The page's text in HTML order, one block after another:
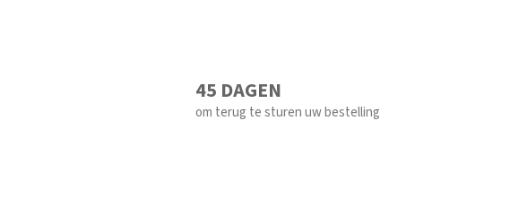
45 DAGEN
om terug te sturen uw bestelling